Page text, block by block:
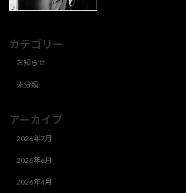
カテゴリー
お知らせ
未分類
アーカイブ
2026年7月
2026年6月
2026年4月